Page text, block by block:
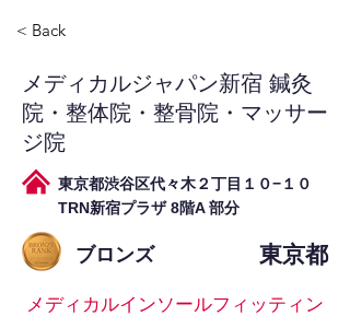
< Back
メディカルジャパン新宿 鍼灸
院・整体院・整骨院・マッサー
ジ院
東京都渋谷区代々木２丁目１０−１０
TRN新宿プラザ 8階A 部分
ブロンズ 東京都
メディカルインソールフィッティン